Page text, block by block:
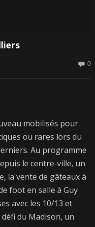
0
mobilisés pour
ou rares lors du
Au programme
le centre-ville, un
la vente de gâteaux à
foot en salle à Guy
avec les 10/13 et
défi du Madison, un